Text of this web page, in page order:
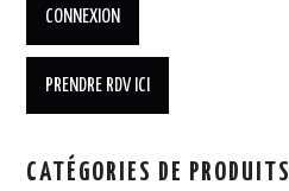
CATÉGORIES DE PRODUITS